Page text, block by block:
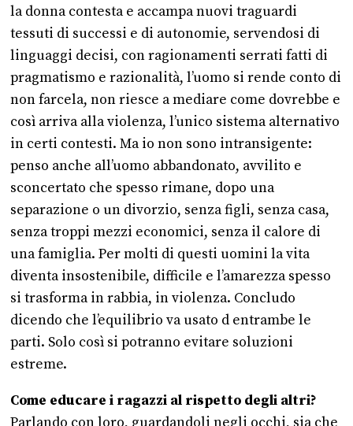
la donna contesta e accampa nuovi traguardi
tessuti di successi e di autonomie, servendosi di
linguaggi decisi, con ragionamenti serrati fatti di
pragmatismo e razionalità, l’uomo si rende conto di
non farcela, non riesce a mediare come dovrebbe e
così arriva alla violenza, l’unico sistema alternativo
in certi contesti. Ma io non sono intransigente:
penso anche all’uomo abbandonato, avvilito e
sconcertato che spesso rimane, dopo una
separazione o un divorzio, senza figli, senza casa,
senza troppi mezzi economici, senza il calore di
una famiglia. Per molti di questi uomini la vita
diventa insostenibile, difficile e l’amarezza spesso
si trasforma in rabbia, in violenza. Concludo
dicendo che l’equilibrio va usato d entrambe le
parti. Solo così si potranno evitare soluzioni
estreme.
Come educare i ragazzi al rispetto degli altri?